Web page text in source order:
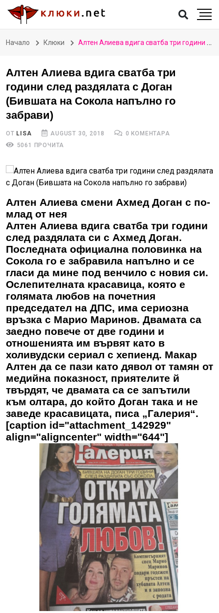
Начало Клюки Алтен Алиева вдига сватба три години след раздялата с Доган (Бившата на Сокола напълно го забрави)
Алтен Алиева вдига сватба три
години след раздялата с Доган
(Бившата на Сокола напълно го
забрави)
ОТ LISA AUGUST 30, 2018
0 КОМЕНТАРА
5061 ПРОЧИТА
Алтен Алиева смени Ахмед Доган с по-
млад от нея
Алтен Алиева вдига сватба три години
след раздялата си с Ахмед Доган.
Последната официална половинка на
Сокола го е забравила напълно и се
гласи да мине под венчило с новия си.
Ослепителната красавица, която е
голямата любов на почетния
председател на ДПС, има сериозна
връзка с Марио Маринов. Двамата са
заедно повече от две години и
отношенията им вървят като в
холивудски сериал с хепиенд. Макар
Алтен да се пази като дявол от тамян от
медийна показност, приятелите й
твърдят, че двамата са се запътили
към олтара, до който Доган така и не
заведе красавицата, писа „Галерия“.
[caption id="attachment_142929"
align="aligncenter" width="644"]